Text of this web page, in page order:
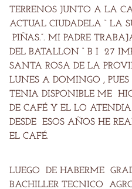
TERRENOS JUNTO A LA
ACTUAL CIUDADELA “ LA
PIÑAS.”. MI PADRE
DEL BATALLON “ B I 27
SANTA ROSA DE LA
LUNES A DOMINGO ,
TENIA DISPONIBLE ME
DE CAFÉ Y EL LO
DESDE ESOS AÑOS HE
EL CAFÉ.
LUEGO DE HABERME
BACHILLER TECNICO